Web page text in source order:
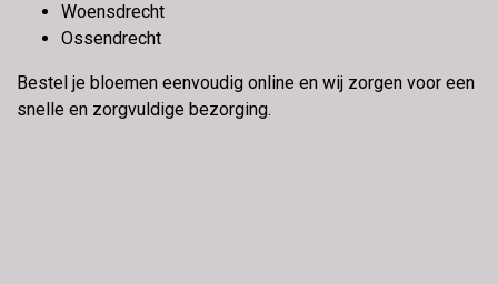
Woensdrecht
Ossendrecht
Bestel je bloemen eenvoudig online en wij zorgen voor een
snelle en zorgvuldige bezorging.